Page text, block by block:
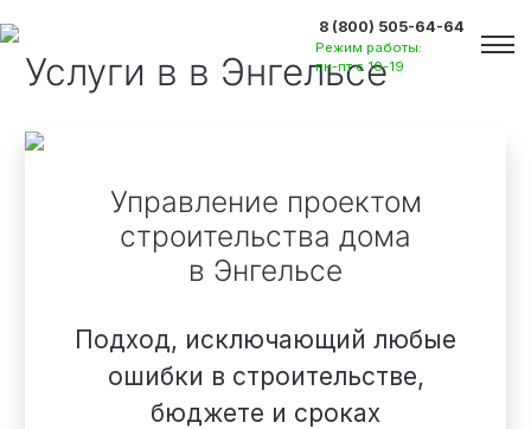
8 (800) 505-64-64
Режим работы:
пн-пт с 10-19
Услуги в в Энгельсе
Управление проектом
строительства дома
в Энгельсе
Подход, исключающий любые
ошибки в строительстве,
бюджете и сроках